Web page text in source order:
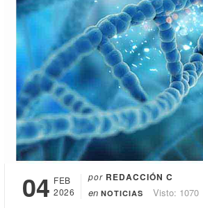
04 FEB
2026
por REDACCIÓN C
en NOTICIAS Visto: 1070